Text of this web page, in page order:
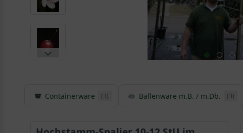
Containerware (3) Ballenware m.B. / m.Db. (3)